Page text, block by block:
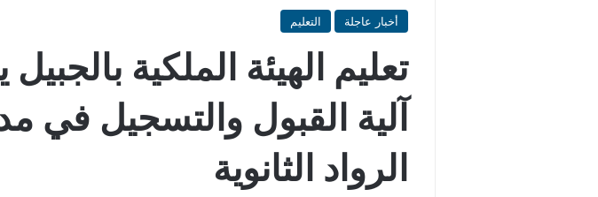
أخبار عاجلة التعليم
تعليم الهيئة الملكية بالجبيل
آلية القبول والتسجيل في
الرواد الثانوية